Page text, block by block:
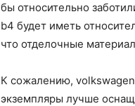
бы относительно
b4 будет иметь
что отделочные
К сожалению,
экземпляры лучше